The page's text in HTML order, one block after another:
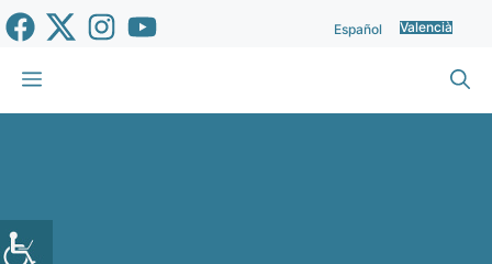
Vés
al
contingut
Español Valencià
Menu